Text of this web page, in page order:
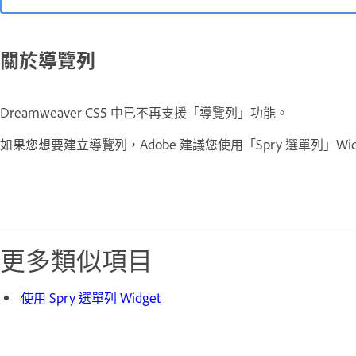
關於導覽列
Dreamweaver CS5 中已不再支援「導覽列」功能。
如果您想要建立導覽列，Adobe 建議您使用「Spry 選單列」
更多類似項目
使用 Spry 選單列 Widget